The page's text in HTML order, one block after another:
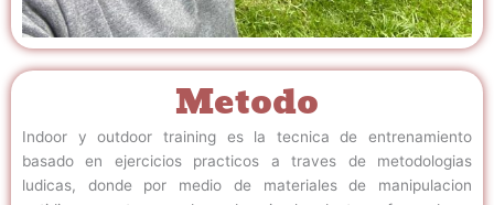
Metodo
Indoor y outdoor training es la tecnica de entrenamiento
basado en ejercicios practicos a traves de metodologias
ludicas, donde por medio de materiales de manipulacion